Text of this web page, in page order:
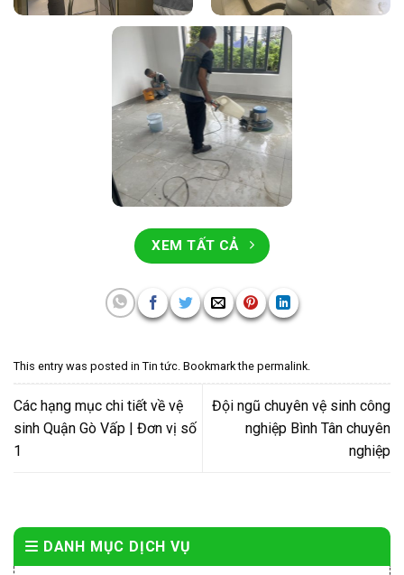
XEM TẤT CẢ
This entry was posted in Tin tức . Bookmark the permalink
Các hạng mục chi tiết về vệ
sinh Quận Gò Vấp | Đơn vị số
1
Đội ngũ chuyên vệ sinh công
nghiệp Bình Tân chuyên
nghiệp
DANH MỤC DỊCH VỤ